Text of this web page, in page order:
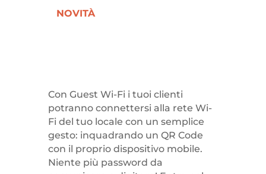
NOVITÀ
Con Guest Wi-Fi i tuoi clienti
potranno connettersi alla rete Wi-
Fi del tuo locale con un semplice
gesto: inquadrando un QR Code
con il proprio dispositivo mobile.
Niente più password da